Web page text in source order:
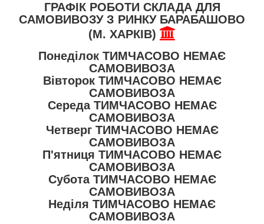
ГРАФІК РОБОТИ СКЛАДА ДЛЯ
САМОВИВОЗУ З РИНКУ БАРАБАШОВО
(М. ХАРКІВ)
Понеділок ТИМЧАСОВО НЕМАЄ
САМОВИВОЗА
Вівторок ТИМЧАСОВО НЕМАЄ
САМОВИВОЗА
Середа ТИМЧАСОВО НЕМАЄ
САМОВИВОЗА
Четверг ТИМЧАСОВО НЕМАЄ
САМОВИВОЗА
П'ятниця ТИМЧАСОВО НЕМАЄ
САМОВИВОЗА
Субота ТИМЧАСОВО НЕМАЄ
САМОВИВОЗА
Неділя ТИМЧАСОВО НЕМАЄ
САМОВИВОЗА